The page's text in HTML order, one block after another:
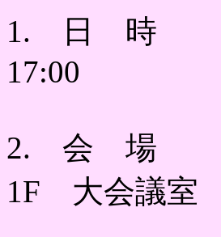
1. 日 時 平
17:00
2. 会 場 金
1F 大会議室